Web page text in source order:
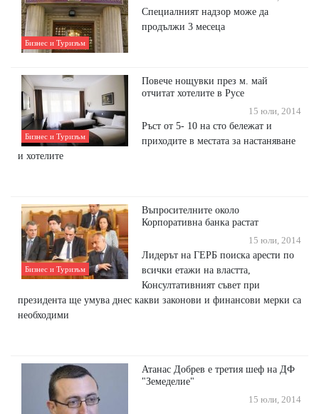
Бизнес и Туризъм
Специалният надзор може да
продължи 3 месеца
Бизнес и Туризъм
Повече нощувки през м. май
отчитат хотелите в Русе
15 юли, 2014
Ръст от 5- 10 на сто бележат и
приходите в местата за настаняване
и хотелите
Бизнес и Туризъм
Въпросителните около
Корпоративна банка растат
15 юли, 2014
Лидерът на ГЕРБ поиска арести по
всички етажи на властта,
Консултативният съвет при
президента ще умува днес какви законови и финансови мерки са
необходими
Атанас Добрев е третия шеф на ДФ
"Земеделие"
15 юли, 2014